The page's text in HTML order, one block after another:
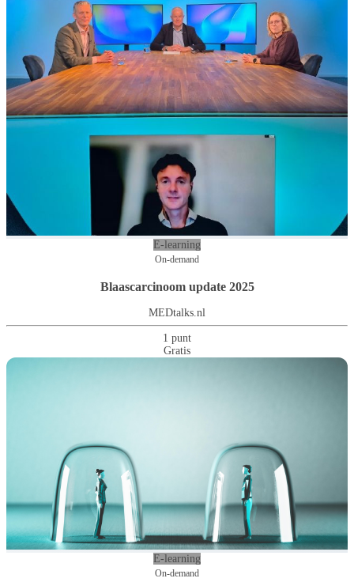
E-learning
On-demand
Blaascarcinoom update 2025
MEDtalks.nl
1 punt
Gratis
E-learning
On-demand